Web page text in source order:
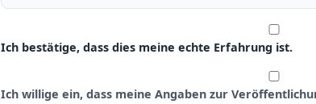
Ich bestätige, dass dies meine echte Erfahrung ist.
Ich willige ein, dass meine Angaben zur